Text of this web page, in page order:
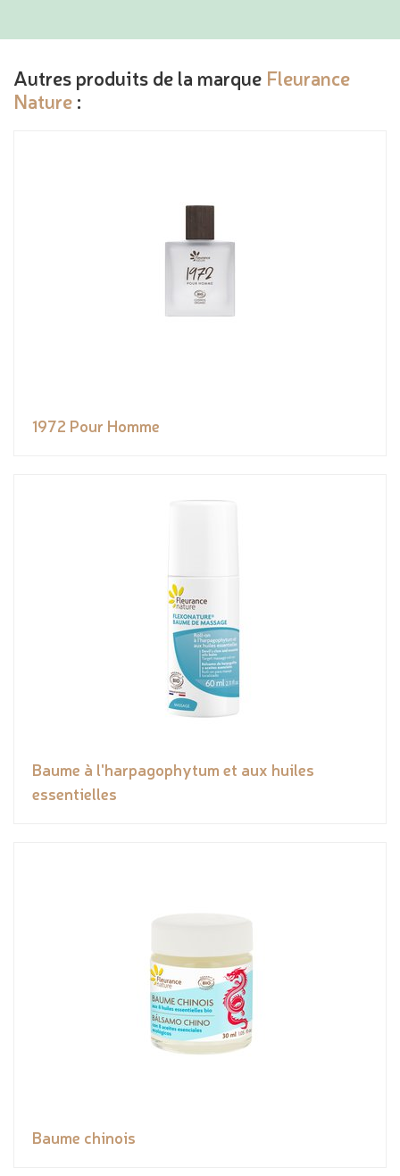
Autres produits de la marque Fleurance
Nature :
1972 Pour Homme
Baume à l'harpagophytum et aux huiles
essentielles
Baume chinois